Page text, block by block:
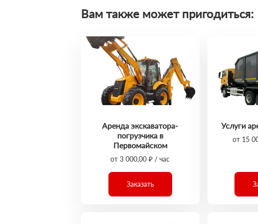
Вам также может пригодиться:
Аренда экскаватора-
погрузчика в
Первомайском
от 3 000,00 ₽ / час
Заказать
Услуги
от 15